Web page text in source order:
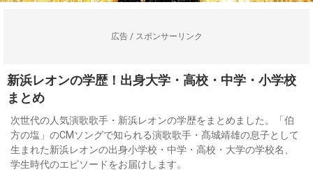
広告 / スポンサーリンク
新浜レオンの学歴！出身大学・高校・中学・小学校
まとめ
次世代の人気演歌歌手・新浜レオンの学歴をまとめました。「伯
方の塩」のCMソングで知られる演歌歌手・髙城靖雄の息子として
生まれた新浜レオンの出身小学校・中学・高校・大学の学校名、
学生時代のエピソードをお届けします。